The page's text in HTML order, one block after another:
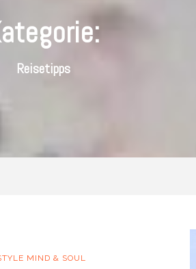
Reisetipps
MIND & SOUL